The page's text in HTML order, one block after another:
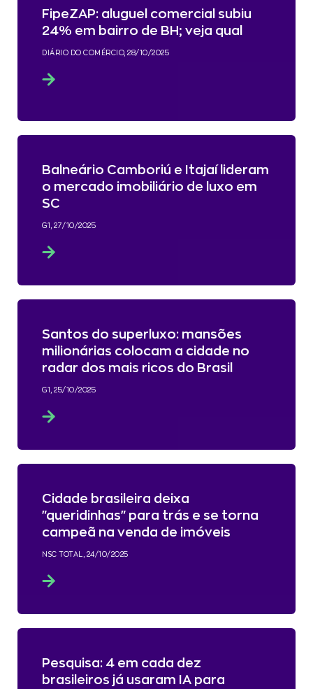
FipeZAP: aluguel comercial subiu
24% em bairro de BH; veja qual
DIÁRIO DO COMÉRCIO, 28/10/2025
Balneário Camboriú e Itajaí lideram
o mercado imobiliário de luxo em
SC
G1, 27/10/2025
Santos do superluxo: mansões
milionárias colocam a cidade no
radar dos mais ricos do Brasil
G1, 25/10/2025
Cidade brasileira deixa
"queridinhas" para trás e se torna
campeã na venda de imóveis
NSC TOTAL, 24/10/2025
Pesquisa: 4 em cada dez
brasileiros já usaram IA para